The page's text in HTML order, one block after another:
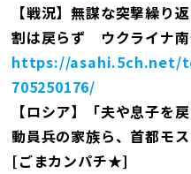
【戦況】無謀な突撃繰り
割は戻らず ウクライナ
https://asahi.5ch.net/
705250176/
【ロシア】「夫や息子を
動員兵の家族ら、首都モ
[ごまカンパチ★]